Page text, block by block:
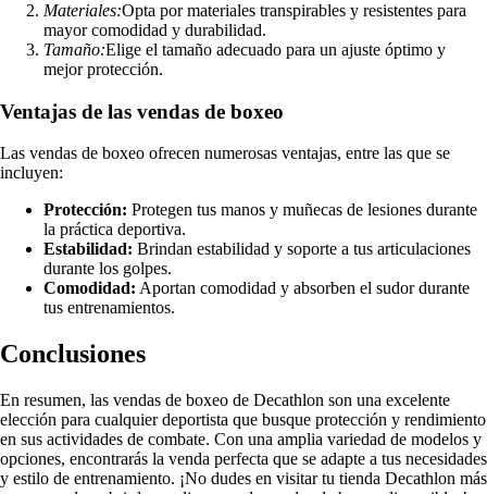
Materiales:Opta por materiales transpirables y resistentes para
mayor comodidad y durabilidad.
Tamaño:Elige el tamaño adecuado para un ajuste óptimo y
mejor protección.
Ventajas de las vendas de boxeo
Las vendas de boxeo ofrecen numerosas ventajas, entre las que se
incluyen:
Protección: Protegen tus manos y muñecas de lesiones durante
la práctica deportiva.
Estabilidad: Brindan estabilidad y soporte a tus articulaciones
durante los golpes.
Comodidad: Aportan comodidad y absorben el sudor durante
tus entrenamientos.
Conclusiones
En resumen, las vendas de boxeo de Decathlon son una excelente
elección para cualquier deportista que busque protección y rendimiento
en sus actividades de combate. Con una amplia variedad de modelos y
opciones, encontrarás la venda perfecta que se adapte a tus necesidades
y estilo de entrenamiento. ¡No dudes en visitar tu tienda Decathlon más